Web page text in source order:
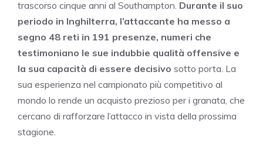
trascorso cinque anni al Southampton. Durante il suo
periodo in Inghilterra, l’attaccante ha messo a
segno 48 reti in 191 presenze, numeri che
testimoniano le sue indubbie qualità offensive e
la sua capacità di essere decisivo sotto porta. La
sua esperienza nel campionato più competitivo al
mondo lo rende un acquisto prezioso per i granata, che
cercano di rafforzare l’attacco in vista della prossima
stagione.